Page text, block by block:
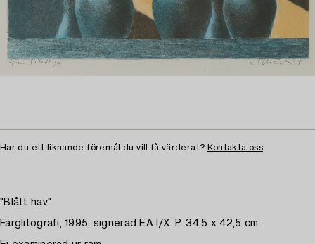
Har du ett liknande föremål du vill få värderat? Kontakta oss
"Blått hav"
Färglitografi, 1995, signerad EA I/X. P. 34,5 x 42,5 cm.